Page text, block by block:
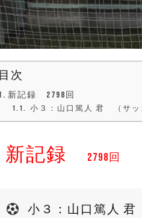
目次
新記録 2798回
小３：山口篤人 君 （サッ
新記録 2798回
小３：山口篤人 君